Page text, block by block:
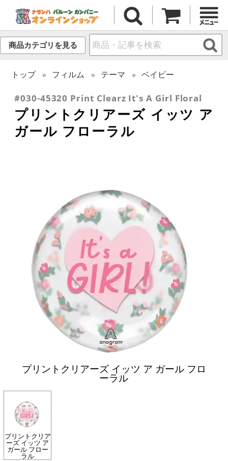
商品カテゴリを見る
トップ フィルム テーマ ベイビー
#030-45320 Print Clearz It's A Girl Floral
プリントクリアーズ イッツ ア
ガール フローラル
プリントクリアーズ イッツ ア ガール フロ
ーラル
プリントクリア
ーズ イッツ ア
ガール フロー
ラル